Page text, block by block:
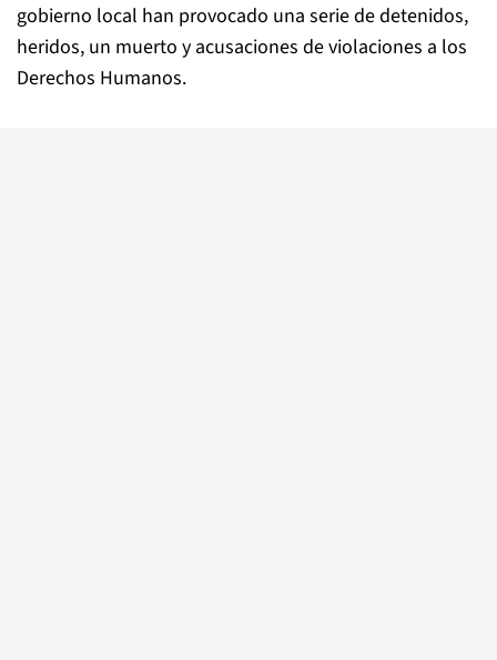
gobierno local han provocado una serie de detenidos,
heridos, un muerto y acusaciones de violaciones a los
Derechos Humanos.